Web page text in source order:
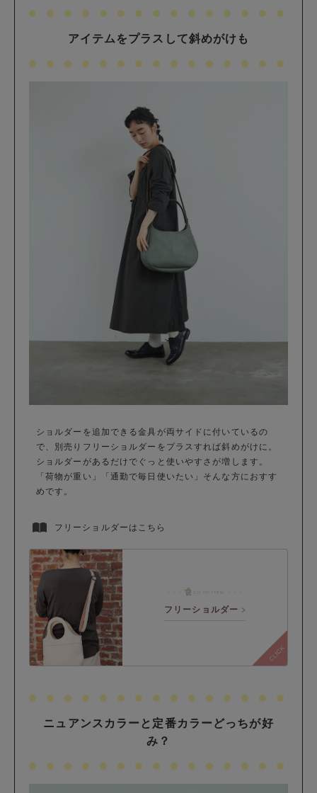
アイテムをプラスして斜めがけも
ショルダーを追加できる金具が両サイドに付いているの
で、別売りフリーショルダーをプラスすれば斜めがけに。
ショルダーがあるだけでぐっと使いやすさが増します。
「荷物が重い」「通勤で毎日使いたい」そんな方におすす
めです。
フリーショルダーはこちら
フリーショルダー
ニュアンスカラーと定番カラーどっちが好
み？